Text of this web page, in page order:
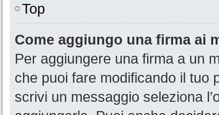
Top
Come aggiungo una firma ai
Per aggiungere una firma a un
che puoi fare modificando il tuo
scrivi un messaggio seleziona